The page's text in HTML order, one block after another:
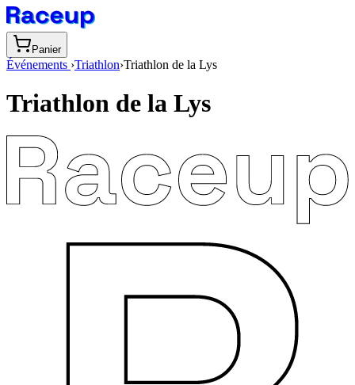
Panier
Événements ›Triathlon›Triathlon de la Lys
Triathlon de la Lys